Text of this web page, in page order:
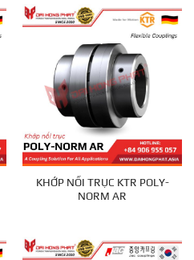
KHỚP NỐI TRỤC KTR POLY-
NORM AR